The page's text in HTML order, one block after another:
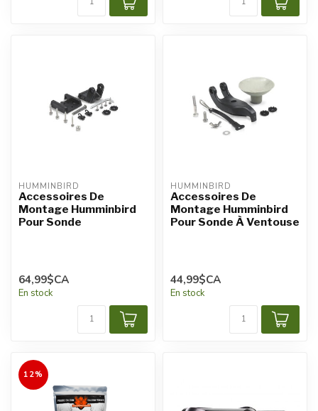
HUMMINBIRD
Accessoires De
Montage Humminbird
Pour Sonde
64,99$CA
En stock
HUMMINBIRD
Accessoires De
Montage Humminbird
Pour Sonde À Ventouse
44,99$CA
En stock
12%